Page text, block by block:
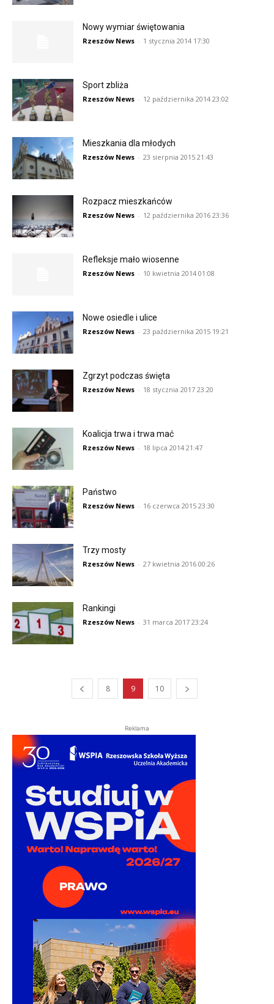
Nowy wymiar świętowania
Rzeszów News - 1 stycznia 2014 17:30
Sport zbliża
Rzeszów News - 12 października 2014 23:02
Mieszkania dla młodych
Rzeszów News - 23 sierpnia 2015 21:43
Rozpacz mieszkańców
Rzeszów News - 12 października 2016 23:36
Refleksje mało wiosenne
Rzeszów News - 10 kwietnia 2014 01:08
Nowe osiedle i ulice
Rzeszów News - 23 października 2015 19:21
Zgrzyt podczas święta
Rzeszów News - 18 stycznia 2017 23:20
Koalicja trwa i trwa mać
Rzeszów News - 18 lipca 2014 21:47
Państwo
Rzeszów News - 16 czerwca 2015 23:30
Trzy mosty
Rzeszów News - 27 kwietnia 2016 00:26
Rankingi
Rzeszów News - 31 marca 2017 23:24
8 9 10
Reklama